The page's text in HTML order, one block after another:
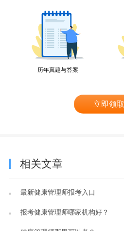
历年真题与答案
立即领取
相关文章
最新健康管理师报考入口
报考健康管理师哪家机构好？